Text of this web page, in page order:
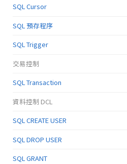
SQL Cursor
SQL 預存程序
SQL Trigger
交易控制
SQL Transaction
資料控制 DCL
SQL CREATE USER
SQL DROP USER
SQL GRANT